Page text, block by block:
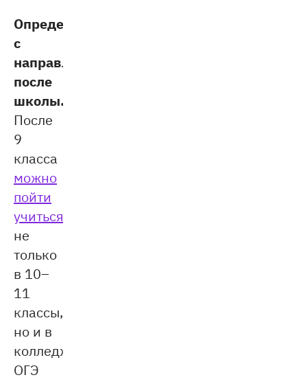
Определиться
с
направлением
после
школы.
После
9
класса
можно
пойти
учиться
не
только
в 10–
11
классы,
но и в
колледж.
ОГЭ